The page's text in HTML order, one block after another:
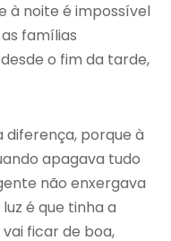
à noite é impossível
famílias
o fim da tarde,
diferença, porque à
apagava tudo
não enxergava
é que tinha a
ficar de boa,